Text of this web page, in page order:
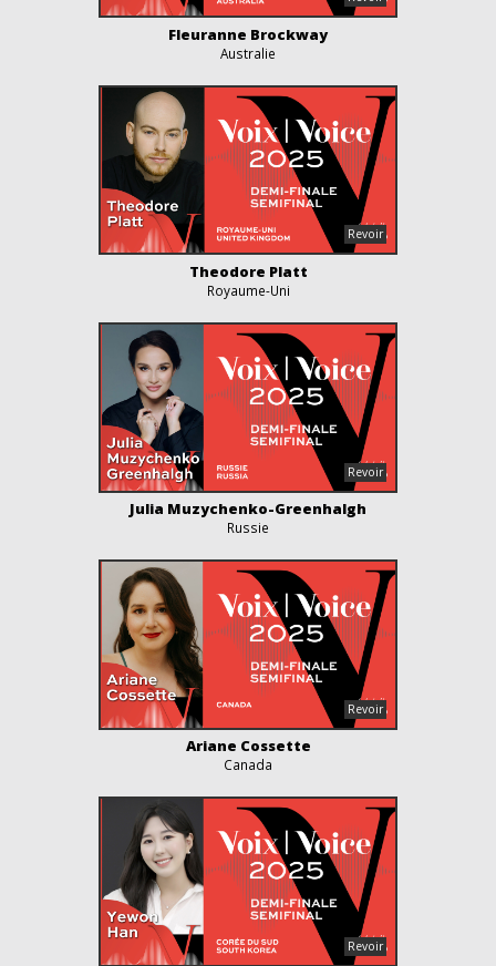
Fleuranne Brockway
Australie
Theodore Platt
Royaume-Uni
Julia Muzychenko-Greenhalgh
Russie
Ariane Cossette
Canada